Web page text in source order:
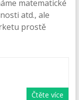
matematické
atd., ale
prostě
Čtěte více